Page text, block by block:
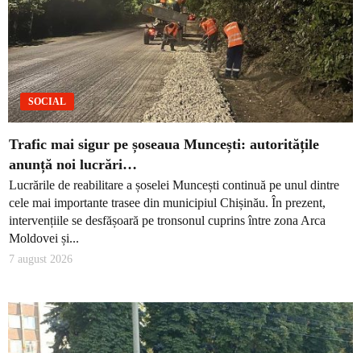
SOCIAL
Trafic mai sigur pe șoseaua Muncești: autoritățile
anunță noi lucrări…
Lucrările de reabilitare a șoselei Muncești continuă pe unul dintre
cele mai importante trasee din municipiul Chișinău. În prezent,
intervențiile se desfășoară pe tronsonul cuprins între zona Arca
Moldovei și...
7 august 2026